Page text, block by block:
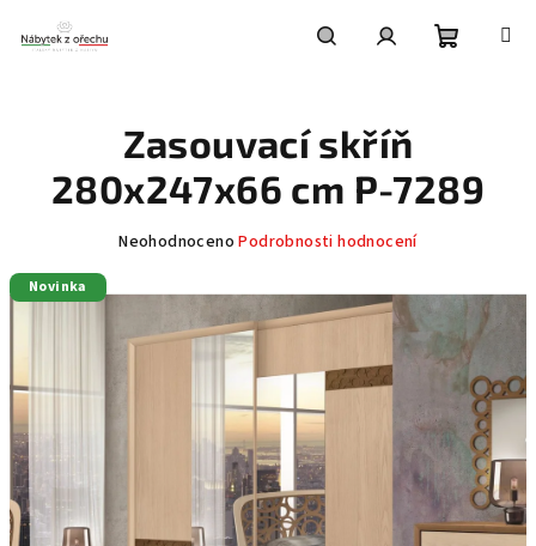
obsah
Zasouvací skříň
280x247x66 cm P-7289
Průměrné
produktu
0,0
Neohodnoceno Podrobnosti hodnocení
Novinka